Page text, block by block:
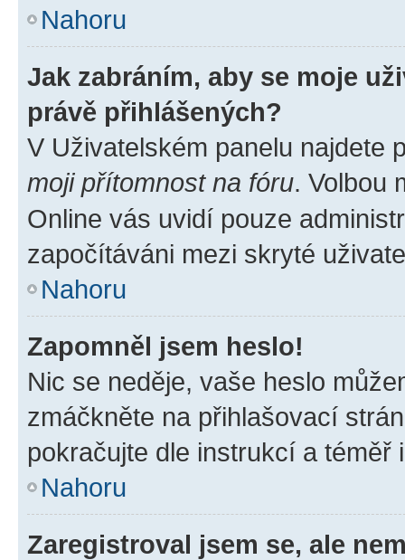
Nahoru
Jak zabráním, aby se moje
právě přihlášených?
V Uživatelském panelu najdete
moji přítomnost na fóru. Volbou
Online vás uvidí pouze
započítáváni mezi skryté
Nahoru
Zapomněl jsem heslo!
Nic se neděje, vaše heslo
zmáčkněte na přihlašovací
pokračujte dle instrukcí a téměř
Nahoru
Zaregistroval jsem se, ale